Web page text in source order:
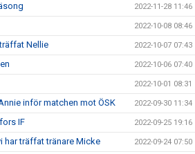
2022-11-28 11:46
2022-10-08 08:46
Nellie 2022-10-07 07:43
2022-10-06 07:40
2022-10-01 08:31
inför matchen mot ÖSK 2022-09-30 11:34
IF 2022-09-25 19:16
har träffat tränare Micke 2022-09-24 07:50